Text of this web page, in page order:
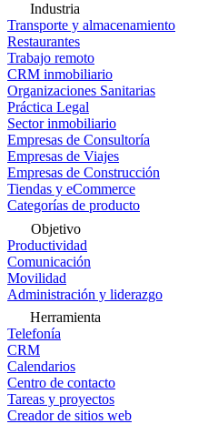
Industria
Transporte y almacenamiento
Restaurantes
Trabajo remoto
CRM inmobiliario
Organizaciones Sanitarias
Práctica Legal
Sector inmobiliario
Empresas de Consultoría
Empresas de Viajes
Empresas de Construcción
Tiendas y eCommerce
Categorías de producto
Objetivo
Productividad
Comunicación
Movilidad
Administración y liderazgo
Herramienta
Telefonía
CRM
Calendarios
Centro de contacto
Tareas y proyectos
Creador de sitios web